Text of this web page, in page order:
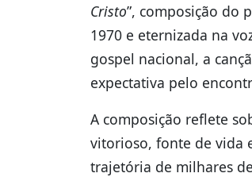
Cristo”, composição do
1970 e eternizada na
gospel nacional, a
expectativa pelo
A composição reflete
vitorioso, fonte de vida
trajetória de milhares